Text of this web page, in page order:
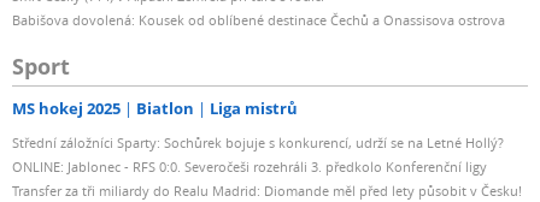
Babišova dovolená: Kousek od oblíbené destinace Čechů a Onassisova ostrova
Sport
MS hokej 2025 Biatlon Liga mistrů
Střední záložníci Sparty: Sochůrek bojuje s konkurencí, udrží se na Letné Hollý?
ONLINE: Jablonec - RFS 0:0. Severočeši rozehráli 3. předkolo Konferenční ligy
Transfer za tři miliardy do Realu Madrid: Diomande měl před lety působit v Česku!